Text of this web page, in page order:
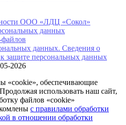
ООО «ЛДЦ «Сокол»
данных
данных. Сведения о
защите персональных данных
2026
«cookie», обеспечивающие
использовать наш сайт,
файлов «cookie»
с правилами обработки
в отношении обработки